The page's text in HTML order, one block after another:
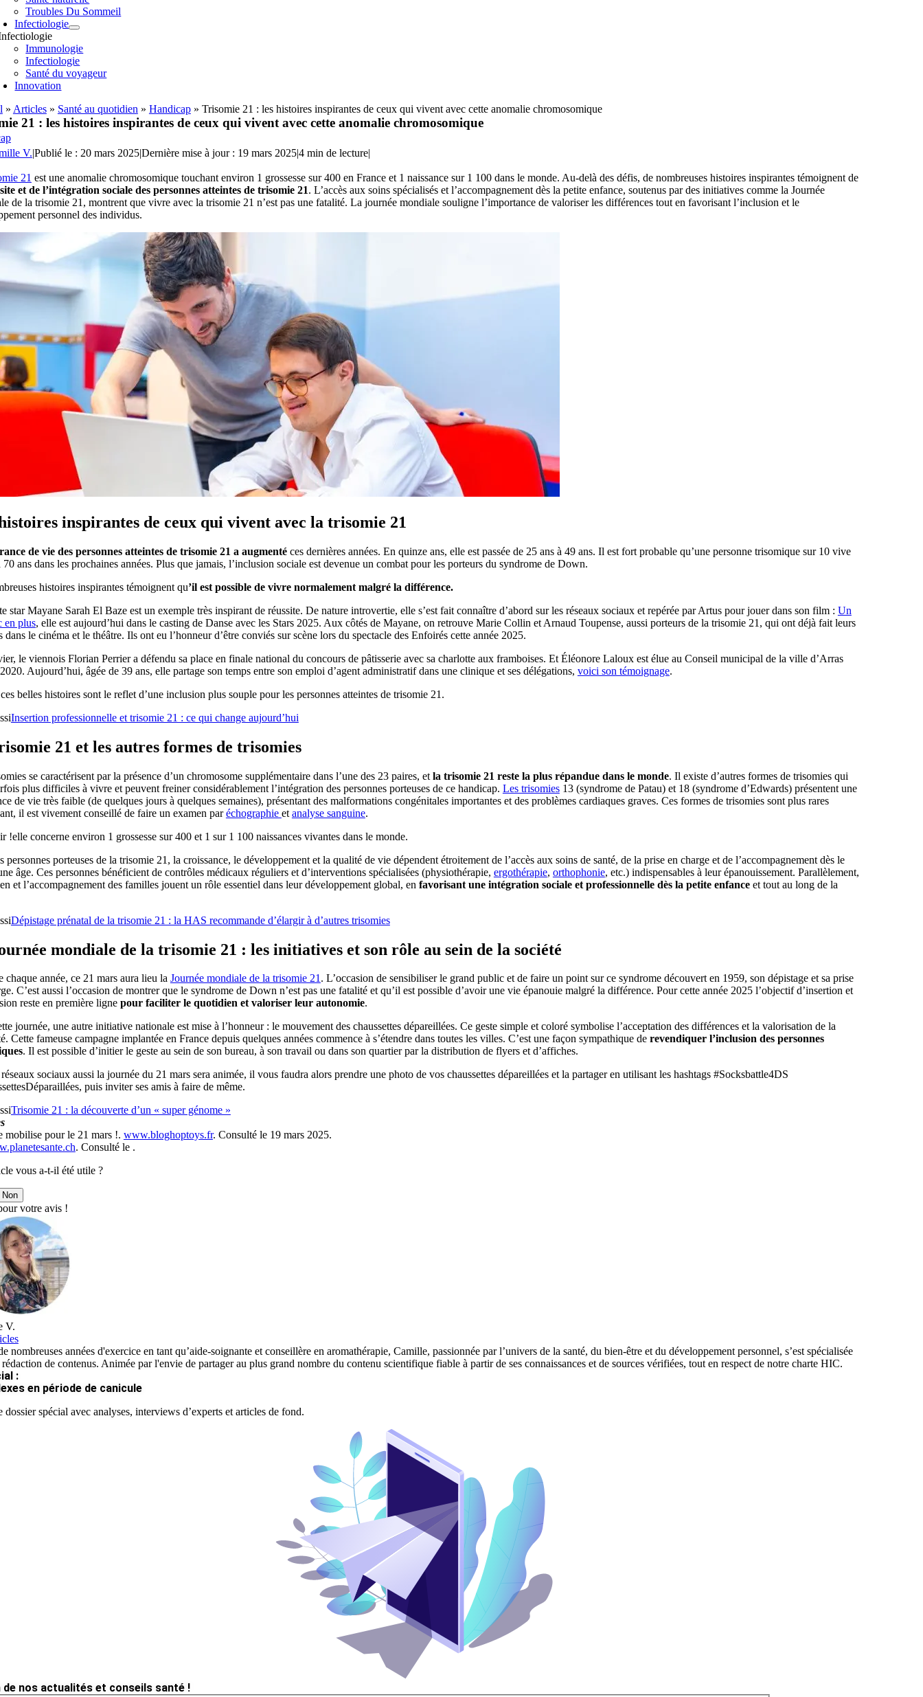
Troubles Du Sommeil
Infectiologie
Immunologie
Infectiologie
Santé du voyageur
Innovation
» Articles» Santé au quotidien » Handicap» Trisomie 21 : les histoires inspirantes de ceux qui vivent avec cette anomalie chromosomique
21 : les histoires inspirantes de ceux qui vivent avec cette anomalie chromosomique
V.|Publié le : 20 mars 2025|Dernière mise à jour : 19 mars 2025|4 min de lecture|
21 est une anomalie chromosomique touchant environ 1 grossesse sur 400 en France et 1 naissance sur 1 100 dans le monde. Au-delà des défis, de nombreuses histoires inspirantes témoignent de
et de l’intégration sociale des personnes atteintes de trisomie 21. L’accès aux soins spécialisés et l’accompagnement dès la petite enfance, soutenus par des initiatives comme la Journée
de la trisomie 21, montrent que vivre avec la trisomie 21 n’est pas une fatalité. La journée mondiale souligne l’importance de valoriser les différences tout en favorisant l’inclusion et le
personnel des individus.
inspirantes de ceux qui vivent avec la trisomie 21
de vie des personnes atteintes de trisomie 21 a augmentéces dernières années. En quinze ans, elle est passée de 25 ans à 49 ans. Il est fort probable qu’une personne trisomique sur 10 vive
70 ans dans les prochaines années. Plus que jamais, l’inclusion sociale est devenue un combat pour les porteurs du syndrome de Down.
histoires inspirantes témoignent qu’il est possible de vivre normalement malgré la différence.
star Mayane Sarah El Baze est un exemple très inspirant de réussite. De nature introvertie, elle s’est fait connaître d’abord sur les réseaux sociaux et repérée par Artus pour jouer dans son film : Un
en plus, elle est aujourd’hui dans le casting de Danse avec les Stars 2025. Aux côtés de Mayane, on retrouve Marie Collin et Arnaud Toupense, aussi porteurs de la trisomie 21, qui ont déjà fait leurs
dans le cinéma et le théâtre. Ils ont eu l’honneur d’être conviés sur scène lors du spectacle des Enfoirés cette année 2025.
le viennois Florian Perrier a défendu sa place en finale national du concours de pâtisserie avec sa charlotte aux framboises. Et Éléonore Laloux est élue au Conseil municipal de la ville d’Arras
Aujourd’hui, âgée de 39 ans, elle partage son temps entre son emploi d’agent administratif dans une clinique et ses délégations, voici son témoignage.
belles histoires sont le reflet d’une inclusion plus souple pour les personnes atteintes de trisomie 21.
Insertion professionnelle et trisomie 21 : ce qui change aujourd’hui
21 et les autres formes de trisomies
se caractérisent par la présence d’un chromosome supplémentaire dans l’une des 23 paires, etla trisomie 21 reste la plus répandue dans le monde. Il existe d’autres formes de trisomies qui
plus difficiles à vivre et peuvent freiner considérablement l’intégration des personnes porteuses de ce handicap. Les trisomies13 (syndrome de Patau) et 18 (syndrome d’Edwards) présentent une
de vie très faible (de quelques jours à quelques semaines), présentant des malformations congénitales importantes et des problèmes cardiaques graves. Ces formes de trisomies sont plus rares
il est vivement conseillé de faire un examen paréchographie et analyse sanguine.
!elle concerne environ 1 grossesse sur 400 et 1 sur 1 100 naissances vivantes dans le monde.
personnes porteuses de la trisomie 21, la croissance, le développement et la qualité de vie dépendent étroitement de l’accès aux soins de santé, de la prise en charge et de l’accompagnement dès le
âge. Ces personnes bénéficient de contrôles médicaux réguliers et d’interventions spécialisées (physiothérapie, ergothérapie, orthophonie, etc.) indispensables à leur épanouissement. Parallèlement,
et l’accompagnement des familles jouent un rôle essentiel dans leur développement global, en favorisant une intégration sociale et professionnelle dès la petite enfance et tout au long de la
Dépistage prénatal de la trisomie 21 : la HAS recommande d’élargir à d’autres trisomies
mondiale de la trisomie 21 : les initiatives et son rôle au sein de la société
chaque année, ce 21 mars aura lieu la Journée mondiale de la trisomie 21. L’occasion de sensibiliser le grand public et de faire un point sur ce syndrome découvert en 1959, son dépistage et sa prise
C’est aussi l’occasion de montrer que le syndrome de Down n’est pas une fatalité et qu’il est possible d’avoir une vie épanouie malgré la différence. Pour cette année 2025 l’objectif d’insertion et
reste en première ligne pour faciliter le quotidien et valoriser leur autonomie.
journée, une autre initiative nationale est mise à l’honneur : le mouvement des chaussettes dépareillées. Ce geste simple et coloré symbolise l’acceptation des différences et la valorisation de la
Cette fameuse campagne implantée en France depuis quelques années commence à s’étendre dans toutes les villes. C’est une façon sympathique derevendiquer l’inclusion des personnes
. Il est possible d’initier le geste au sein de son bureau, à son travail ou dans son quartier par la distribution de flyers et d’affiches.
sociaux aussi la journée du 21 mars sera animée, il vous faudra alors prendre une photo de vos chaussettes dépareillées et la partager en utilisant les hashtags #Socksbattle4DS
puis inviter ses amis à faire de même.
Trisomie 21 : la découverte d’un « super génome »
mobilise pour le 21 mars !. www.bloghoptoys.fr. Consulté le 19 mars 2025.
. Consulté le .
vous a-t-il été utile ?
Non
votre avis !
V.
nombreuses années d'exercice en tant qu’aide-soignante et conseillère en aromathérapie, Camille, passionnée par l’univers de la santé, du bien-être et du développement personnel, s’est spécialisée
rédaction de contenus. Animée par l'envie de partager au plus grand nombre du contenu scientifique fiable à partir de ses connaissances et de sources vérifiées, tout en respect de notre charte HIC.
:
en période de canicule
dossier spécial avec analyses, interviews d’experts et articles de fond.
de nos actualités et conseils santé !